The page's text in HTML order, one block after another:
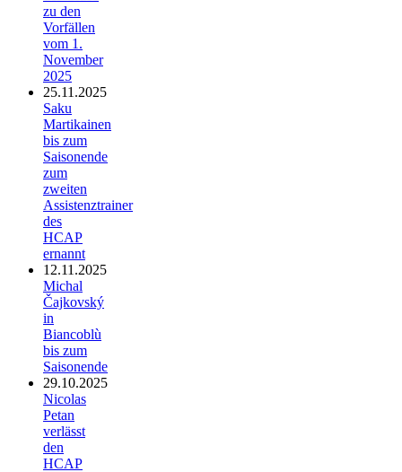
zu den
Vorfällen
vom 1.
November
2025
25.11.2025
Saku
Martikainen
bis zum
Saisonende
zum
zweiten
Assistenztrainer
des
HCAP
ernannt
12.11.2025
Michal
Čajkovský
in
Biancoblù
bis zum
Saisonende
29.10.2025
Nicolas
Petan
verlässt
den
HCAP